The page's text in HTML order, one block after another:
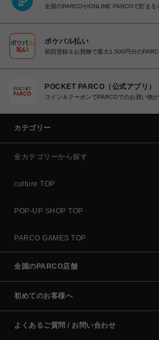
全国のPARCOやONLINE PARCOで貯まる
ポケパル払い
初回登録＆お買物で最大1,500円分の
POCKET PARCO（公式アプリ）
コイン＆クーポンでPARCOでのお買い物
カテゴリー
全カテゴリーから探す
culture TOP
POP-UP SHOP TOP
PARCO GAMES TOP
全国のPARCO店舗
初めてのお客様へ
よくあるご質問 / お問い合わせ